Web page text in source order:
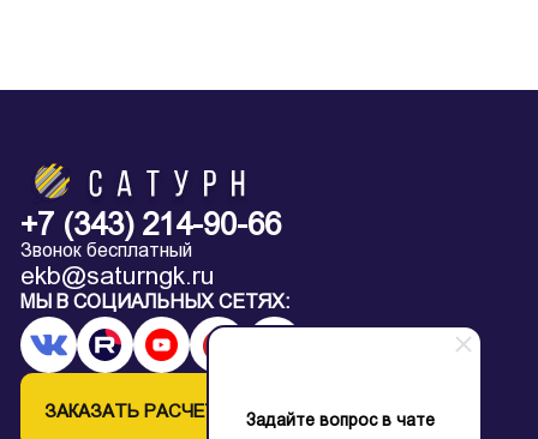
Задайте вопрос в чате
+7 (343) 214-90-66
Звонок бесплатный
ekb@saturngk.ru
МЫ В СОЦИАЛЬНЫХ СЕТЯХ:
ЗАКАЗАТЬ РАСЧЕТ